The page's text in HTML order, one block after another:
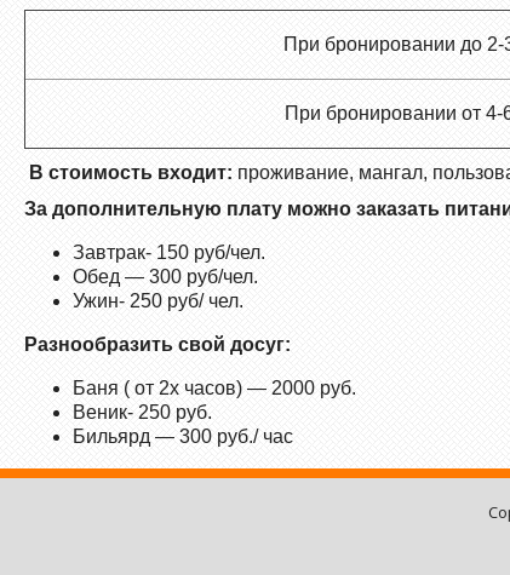
При бронировании до 2-
При бронировании от 4-
В стоимость входит: проживание, мангал,
За дополнительную плату можно заказать
Завтрак- 150 руб/чел.
Обед — 300 руб/чел.
Ужин- 250 руб/ чел.
Разнообразить свой досуг:
Баня ( от 2х часов) — 2000 руб.
Веник- 250 руб.
Бильярд — 300 руб./ час